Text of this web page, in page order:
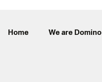
Home We are Domino